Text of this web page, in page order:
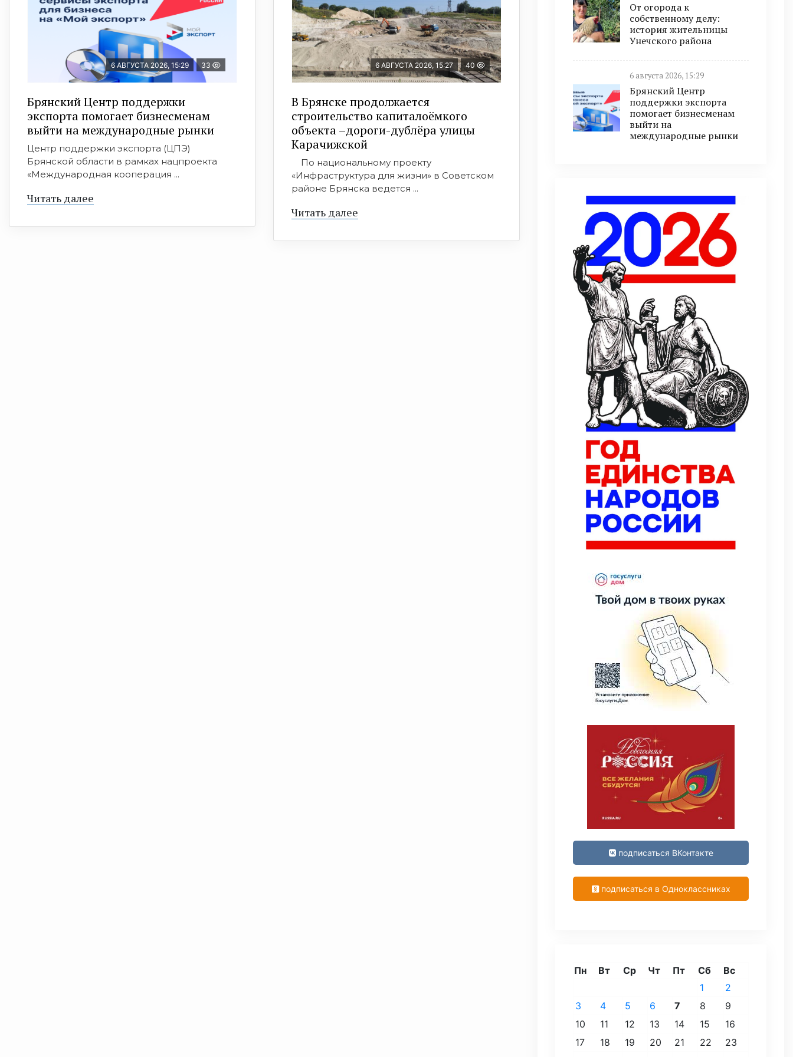
6 АВГУСТА 2026, 15:29 33
Брянский Центр поддержки
экспорта помогает бизнесменам
выйти на международные рынки
Центр поддержки экспорта (ЦПЭ)
Брянской области в рамках нацпроекта
«Международная кооперация ...
Читать далее
6 АВГУСТА 2026, 15:27 40
В Брянске продолжается
строительство капиталоёмкого
объекта –дороги-дублёра улицы
Карачижской
По национальному проекту
«Инфраструктура для жизни» в Советском
районе Брянска ведется ...
Читать далее
От огорода к
собственному делу:
история жительницы
Унечского района
6 августа 2026, 15:29
Брянский Центр
поддержки экспорта
помогает бизнесменам
выйти на
международные рынки
подписаться ВКонтакте
подписаться в Одноклассниках
Пн Вт Ср Чт Пт Сб
Вс
1
2
3
4 5 6 7 8
9
10
11 12 13 14 15
16
17
18 19 20 21 22
23